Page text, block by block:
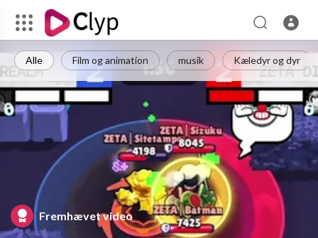
Alle Film og animation musik Kæledyr og dyr
Fremhævet video